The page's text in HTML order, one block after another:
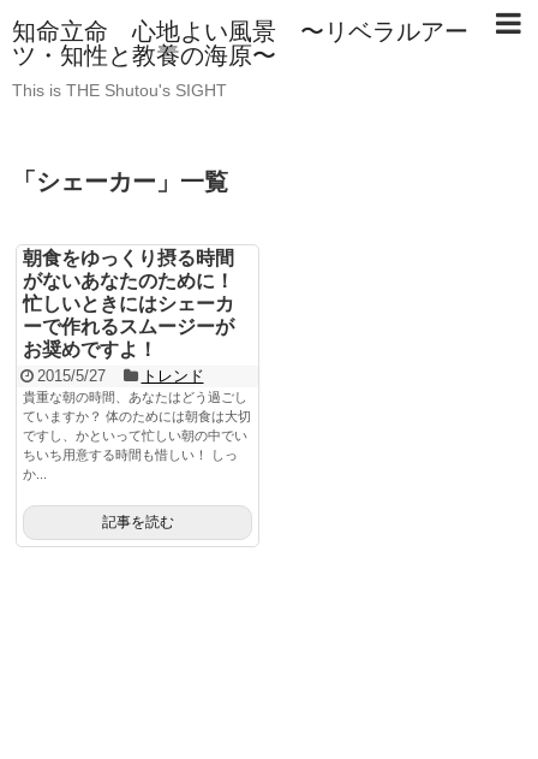
知命立命 心地よい風景 〜リベラルアー
ツ・知性と教養の海原〜
This is THE Shutou's SIGHT
「 シェーカー 」 一覧
朝食をゆっくり摂る時間
がないあなたのために！
忙しいときにはシェーカ
ーで作れるスムージーが
お奨めですよ！
2015/5/27 トレンド
貴重な朝の時間、あなたはどう過ごし
ていますか？ 体のためには朝食は大切
ですし、かといって忙しい朝の中でい
ちいち用意する時間も惜しい！ しっ
か...
記事を読む